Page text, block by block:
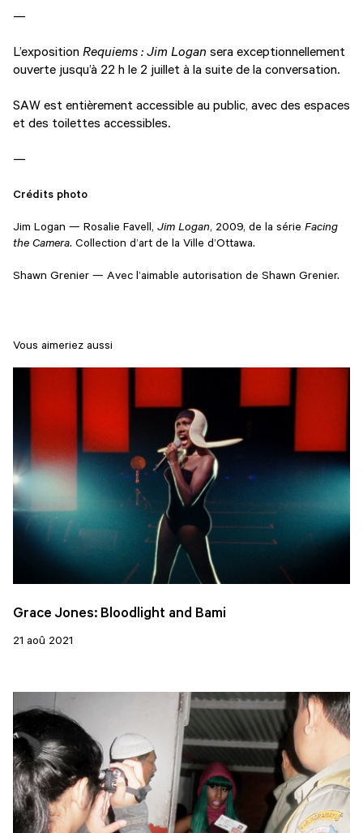
—
L’expositionRequiems : Jim Logan sera exceptionnellement
ouverte jusqu’à 22 h le 2 juillet à la suite de la conversation.
SAW est entièrement accessible au public, avec des espaces
et des toilettes accessibles.
—
Crédits photo
Jim Logan — Rosalie Favell, Jim Logan, 2009, de la série Facing
the Camera. Collection d’art de la Ville d’Ottawa.
Shawn Grenier — Avec l’aimable autorisation de Shawn Grenier.
Vous aimeriez aussi
Grace Jones: Bloodlight and Bami
21 aoû 2021